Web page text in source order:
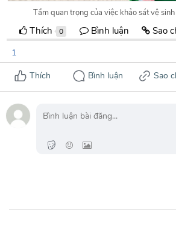
Tầm quan trọng của việc khảo sát vệ
Thích 0 Bình luận Sao
1